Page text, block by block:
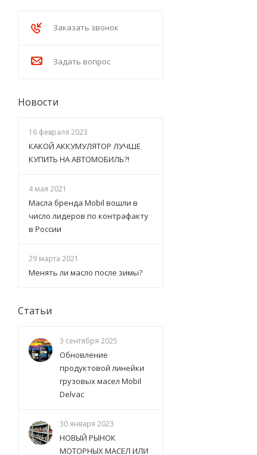
Заказать звонок
Задать вопрос
Новости
16 февраля 2023
КАКОЙ АККУМУЛЯТОР ЛУЧШЕ
КУПИТЬ НА АВТОМОБИЛЬ?!
4 мая 2021
Масла бренда Mobil вошли в
число лидеров по контрафакту
в России
29 марта 2021
Менять ли масло после зимы?
Статьи
3 сентября 2025
Обновление
продуктовой линейки
грузовых масел Mobil
Delvac
30 января 2023
НОВЫЙ РЫНОК
МОТОРНЫХ МАСЕЛ ИЛИ